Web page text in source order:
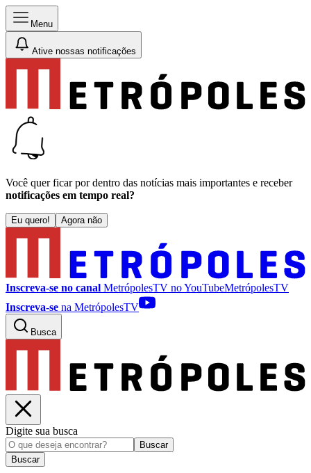
Menu
Ative nossas notificações
Você quer ficar por dentro das notícias mais importantes e receber
notificações em tempo real?
Eu quero! Agora não
Inscreva-se no canal MetrópolesTV noYouTubeMetrópolesTV
Inscreva-se na MetrópolesTV
Busca
Digite sua busca
Buscar
Buscar